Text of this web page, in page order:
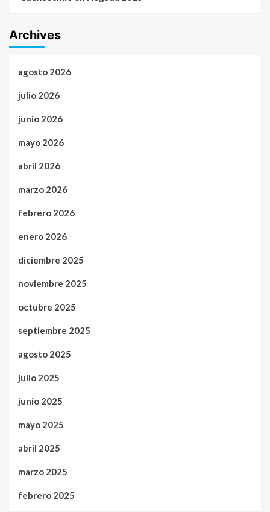
Archives
agosto 2026
julio 2026
junio 2026
mayo 2026
abril 2026
marzo 2026
febrero 2026
enero 2026
diciembre 2025
noviembre 2025
octubre 2025
septiembre 2025
agosto 2025
julio 2025
junio 2025
mayo 2025
abril 2025
marzo 2025
febrero 2025